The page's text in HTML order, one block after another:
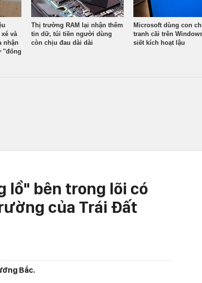
và
nhận
"đống
Thị trường RAM lại nhận thêm
tin dữ, túi tiền người dùng
còn chịu đau dài dài
Microsoft dùng con
tranh cãi trên
siết kích hoạt lậu
lồ" bên trong lõi có
của Trái Đất
Bắc.